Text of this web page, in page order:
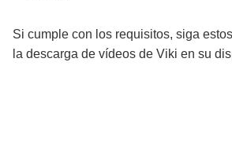
Si cumple con los requisitos, siga
la descarga de vídeos de Viki en su